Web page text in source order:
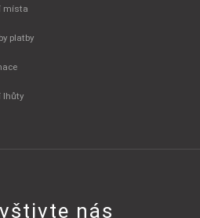
místa
platby
lhůty
nás